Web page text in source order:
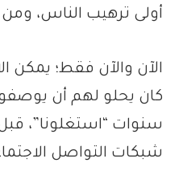
أولى ترهيب الناس، ومن
الآن والآن فقط؛ يمكن
كان يحلو لهم أن
سنوات “استغلونا”،
شبكات التواصل